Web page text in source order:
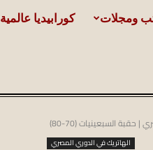
كورابيديا عالمية ومجلات
السبعينيات (70-80)
الهاتريك في الدوري المصري